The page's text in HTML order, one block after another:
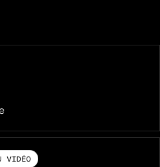
VIDÉO